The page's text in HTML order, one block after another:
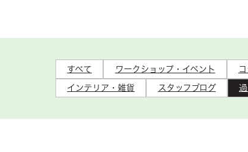
すべて ワークショップ・イベント
インテリア・雑貨 スタッフブログ